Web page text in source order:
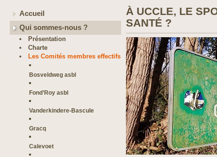
Accueil
Qui sommes-nous ?
Présentation
Charte
Les Comités membres effectifs
Bosveldweg asbl
Fond’Roy asbl
Vanderkindere-Bascule
Gracq
Calevoet
À UCCLE, LE
SANTÉ ?